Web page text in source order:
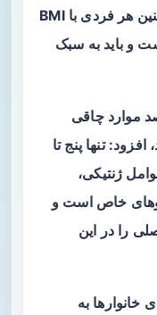
بیماری چاقی را نشان می‌دهد. همچنین هر فردی با BMI
است و باید به سبک
اینکه بیش از ۹۰ درصد موارد چاقی
تنها پنج تا
ژنتیکی،
خاص است و
را در این
خانوارها به